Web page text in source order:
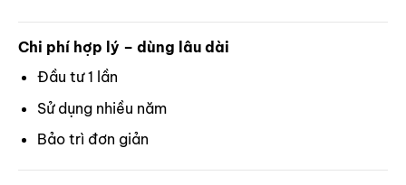
Chi phí hợp lý – dùng lâu dài
Đầu tư 1 lần
Sử dụng nhiều năm
Bảo trì đơn giản